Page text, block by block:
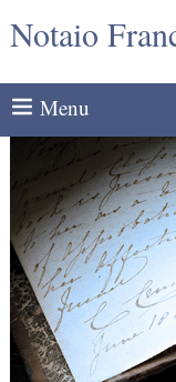
Notaio
Menu